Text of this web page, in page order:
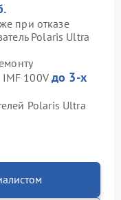
при отказе
Polaris Ultra
IMF 100V до 3-х
Polaris Ultra